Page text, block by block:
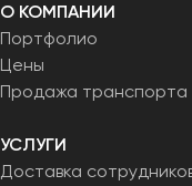
О КОМПАНИИ
Портфолио
Цены
Продажа транспорта
УСЛУГИ
Доставка